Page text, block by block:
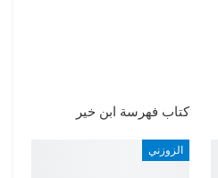
كتاب فهرسة ابن خير
الزوزني